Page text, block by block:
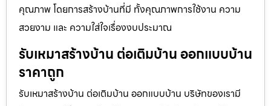
คุณภาพ โดยการสร้างบ้านที่มี ทั้งคุณภาพการใช้งาน ความ
สวยงาม และ ความใส่ใจเรื่องงบประมาณ
รับเหมาสร้างบ้าน ต่อเติมบ้าน ออกแบบบ้าน
ราคาถูก
รับเหมาสร้างบ้าน ต่อเติมบ้าน ออกแบบบ้าน บริษัทของเรามี